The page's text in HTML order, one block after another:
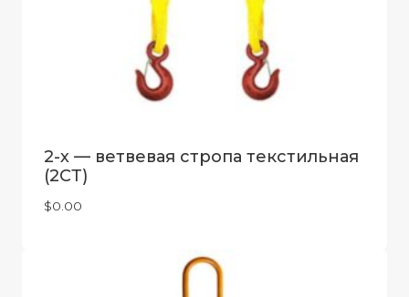
2-х — ветвевая стропа текстильная
(2СТ)
$0.00